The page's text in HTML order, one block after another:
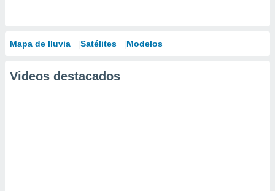
Mapa de lluvia Satélites Modelos
Videos destacados